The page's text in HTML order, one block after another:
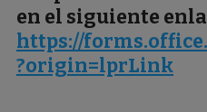
en el siguiente
https://
?origin=lprLink